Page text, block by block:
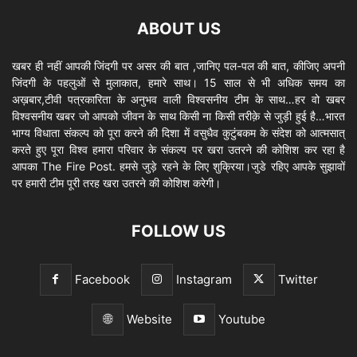
ABOUT US
खबर ही नहीं आपकी जिंदगी पर असर की बात ,जानिए पल-पल की बात, कीजिए अपनी
जिंदगी के पहलुओं से मुलाकात, हमारे साथ। 15 साल से भी अधिक समय का
अख़बार,टीवी पत्रकारिता के अनुभव वाली विश्वसनीय टीम के साथ…हर वो खबर
विश्वसनीय खबर जो आपको जीवन के साथ किसी ना किसी तरीक़े से जुड़ी हुई है…भारत
भाग्य विधाता संकल्प को पूरा करने की दिशा में वसुधैव कुटुंबकम के संदेश को आत्मसात्
करते हुए पूरा विश्व हमारा परिवार के संकल्प पर खरा उतरने की कोशिश कर रहा है
आपका The Fire Post. हमसे जुड़े रहने के लिए शुक्रिया।जुडे रहिए आपके सुझावों
पर हमारी टीम पूरी तरह खरा उतरने की कोशिश करेगी।
FOLLOW US
Facebook Instagram Twitter
Website Youtube